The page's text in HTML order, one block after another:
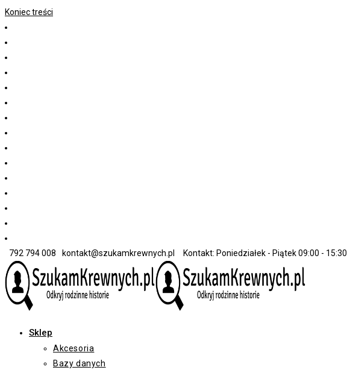
Koniec treści
792 794 008 kontakt@szukamkrewnych.pl Kontakt: Poniedziałek - Piątek 09:00 - 15:30
Sklep
Akcesoria
Bazy danych